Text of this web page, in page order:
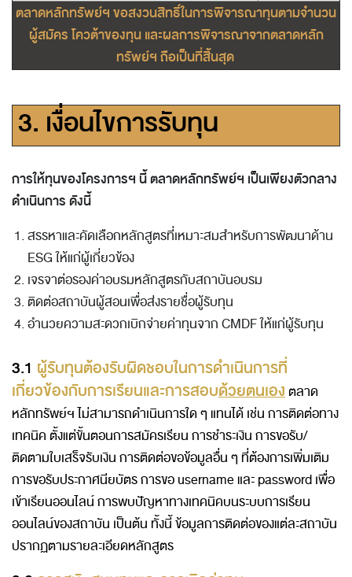
ตลาดหลักทรัพย์ฯ ขอสงวนสิทธิ์ในการพิจารณาทุนตามจำนวน
ผู้สมัคร โควต้าของทุน และผลการพิจารณาจากตลาดหลัก
ทรัพย์ฯ ถือเป็นที่สิ้นสุด
3. เงื่อนไขการรับทุน
การให้ทุนของโครงการฯ นี้ ตลาดหลักทรัพย์ฯ เป็นเพียงตัวกลาง
ดำเนินการ ดังนี้
สรรหาและคัดเลือกหลักสูตรที่เหมาะสมสำหรับการพัฒนาด้าน
ESG ให้แก่ผู้เกี่ยวข้อง
เจรจาต่อรองค่าอบรมหลักสูตรกับสถาบันอบรม
ติดต่อสถาบันผู้สอนเพื่อส่งรายชื่อผู้รับทุน
อำนวยความสะดวกเบิกจ่ายค่าทุนจาก CMDF ให้แก่ผู้รับทุน
3.1 ผู้รับทุนต้องรับผิดชอบในการดำเนินการที่
เกี่ยวข้องกับการเรียนและการสอบด้วยตนเองตลาด
หลักทรัพย์ฯ ไม่สามารถดำเนินการใด ๆ แทนได้ เช่น การติดต่อทาง
เทคนิค ตั้งแต่ขั้นตอนการสมัครเรียน การชำระเงิน การขอรับ/
ติดตามใบเสร็จรับเงิน การติดต่อขอข้อมูลอื่น ๆ ที่ต้องการเพิ่มเติม
การขอรับประกาศนียบัตร การขอ username และ password เพื่อ
เข้าเรียนออนไลน์ การพบปัญหาทางเทคนิคบนระบบการเรียน
ออนไลน์ของสถาบัน เป็นต้น ทั้งนี้ ข้อมูลการติดต่อของแต่ละสถาบัน
ปรากฏตามรายละเอียดหลักสูตร